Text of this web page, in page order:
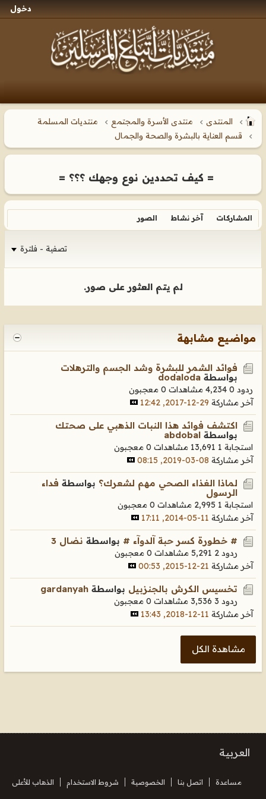
دخول
المنتدى منتدى الأسرة والمجتمع
منتديات المسلمة
قسم العناية بالبشرة والصحة والجمال
= كيف تحددين نوع وجهك ؟؟؟ =
المشاركات آخر نشاط الصور
تصفية - فلترة
لم يتم العثور على صور.
مواضيع مشابهة
فوائد الشمر للبشرة وشد الجسم والترهلات
بواسطة dodaloda
ردود 0 4,234 مشاهدات
0 معجبون
آخر مشاركة 29-12-2017, 12:42
اكتشف فوائد هذا النبات الذهبي على صحتك
بواسطة abdobal
استجابة 1 13,691 مشاهدات
0 معجبون
آخر مشاركة 08-03-2019, 08:15
لماذا الغذاء الصحي مهم لشعرك؟ بواسطة فداء
الرسول
استجابة 1 2,995 مشاهدات
0 معجبون
آخر مشاركة 11-05-2014, 17:11
# خطورة كسر حبة آلدوآء # بواسطة نضال 3
ردود 2 5,291 مشاهدات
0 معجبون
آخر مشاركة 21-12-2015, 00:53
تخسيس الكرش بالجنزبيل بواسطة gardanyah
ردود 3 3,536 مشاهدات
0 معجبون
آخر مشاركة 11-12-2018, 13:43
مشاهدة الكل
العربية
مساعدة اتصل بنا الخصوصية شروط الاستخدام الذهاب للأعلى